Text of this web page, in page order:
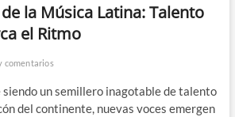
la Música Latina: Talento
el Ritmo
comentarios
un semillero inagotable de talento
del continente, nuevas voces emergen